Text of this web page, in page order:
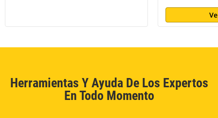
Herramientas Y Ayuda De Los Expertos
En Todo Momento